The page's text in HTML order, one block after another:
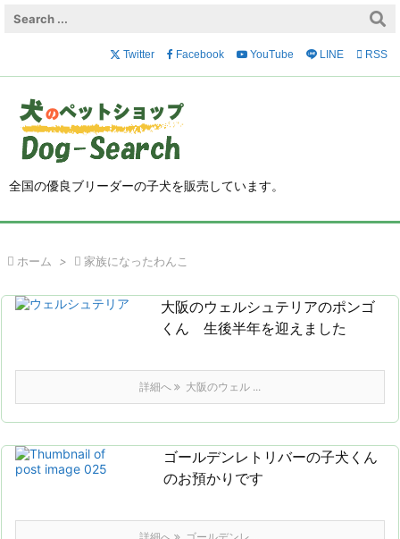
全国の優良ブリーダーの子犬を販売しています。

Twitter Facebook YouTube LINE  RSS
 ホーム >  家族になったわんこ
大阪のウェルシュテリアのポンゴ
くん 生後半年を迎えました
詳細へ 大阪のウェル ...
ゴールデンレトリバーの子犬くん
のお預かりです